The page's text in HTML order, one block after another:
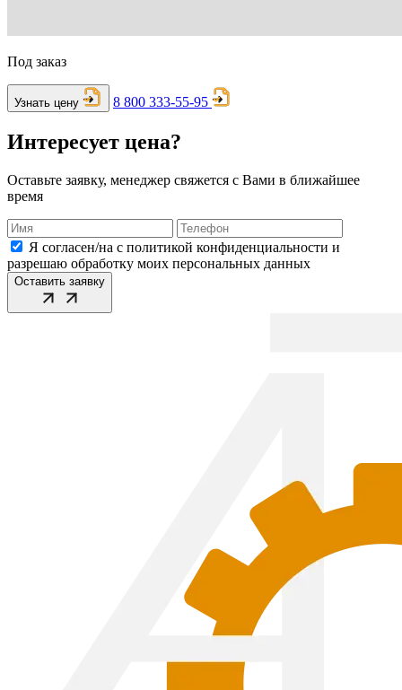
Под заказ
Узнать цену 8 800 333-55-95
Интересует цена?
Оставьте заявку, менеджер свяжется с Вами в ближайшее
время
Я согласен/на с политикой конфиденциальности и
разрешаю обработку моих персональных данных
Оставить заявку